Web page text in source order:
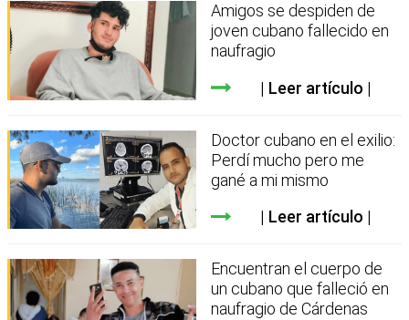
Amigos se despiden de
joven cubano fallecido en
naufragio
Leer artículo
Doctor cubano en el exilio:
Perdí mucho pero me
gané a mi mismo
Leer artículo
Encuentran el cuerpo de
un cubano que falleció en
naufragio de Cárdenas